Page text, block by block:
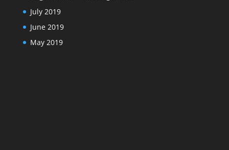
July 2019
June 2019
May 2019